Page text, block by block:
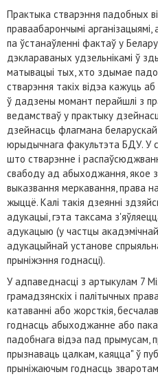
Практыка стварэння падобных
праваабарончымі
па ўстанаўленні фактаў у
дэклараваных удзельнікамі ў
матывацыі тых, хто здымае
стварэння такіх відэа кажуць
ў дадзены момант перайшлі з
ведамстваў у практыку
дзейнасць флагмана
юрыдычнага факультэта БДУ. У
што стварэнне і
свабоду ад абыходжання, якое
выказвання меркавання, права
жыццё. Калі такія дзеянні
адукацыі, гэта таксама
адукацыю (у частцы
адукацыйнай установе
прыніжэння годнасці).
У адпаведнасці з артыкулам 7
грамадзянскіх і палітычных
катаванні або жорсткія,
годнасць абыходжанне або
падобнага відэа пад прымусам,
прызнаваць цалкам, каяцца" ў
прыніжаючым годнасць